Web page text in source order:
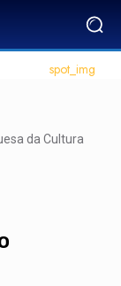
da Cultura